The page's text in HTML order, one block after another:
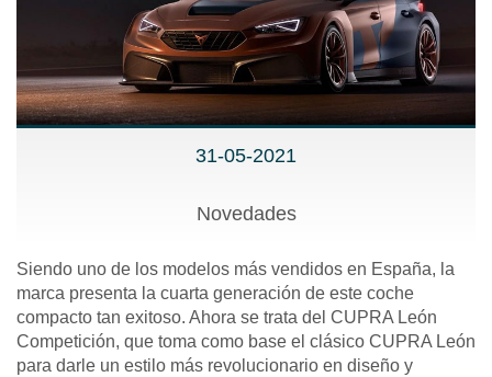
31-05-2021
Novedades
Siendo uno de los modelos más vendidos en España, la
marca presenta la cuarta generación de este coche
compacto tan exitoso. Ahora se trata del CUPRA León
Competición, que toma como base el clásico CUPRA León
para darle un estilo más revolucionario en diseño y